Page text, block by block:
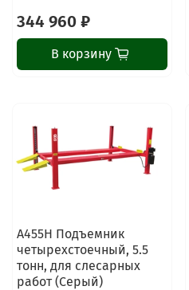
344 960 ₽
В корзину
А455H Подъемник
четырехстоечный, 5.5
тонн, для слесарных
работ (Серый)